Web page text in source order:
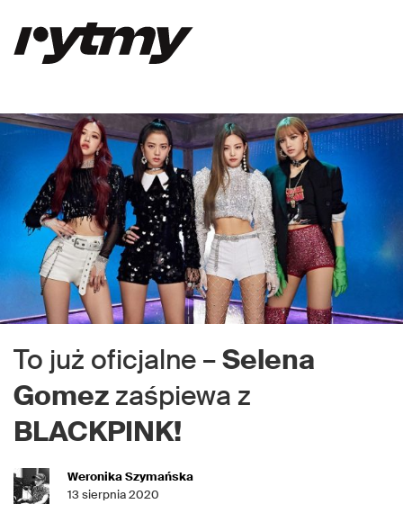
To już oficjalne –Selena
Gomez zaśpiewa z
BLACKPINK!
Weronika Szymańska
13 sierpnia 2020